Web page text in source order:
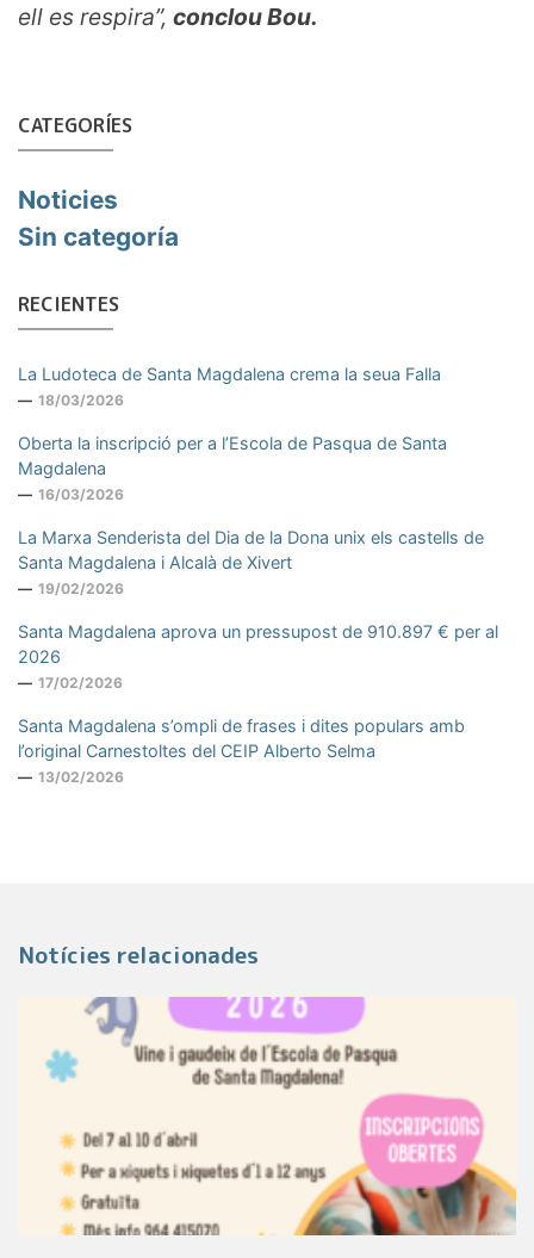
ell es respira”, conclou Bou.
CATEGORÍES
Noticies
Sin categoría
RECIENTES
La Ludoteca de Santa Magdalena crema la seua Falla
18/03/2026
Oberta la inscripció per a l’Escola de Pasqua de Santa
Magdalena
16/03/2026
La Marxa Senderista del Dia de la Dona unix els castells de
Santa Magdalena i Alcalà de Xivert
19/02/2026
Santa Magdalena aprova un pressupost de 910.897 € per al
2026
17/02/2026
Santa Magdalena s’ompli de frases i dites populars amb
l’original Carnestoltes del CEIP Alberto Selma
13/02/2026
Notícies relacionades